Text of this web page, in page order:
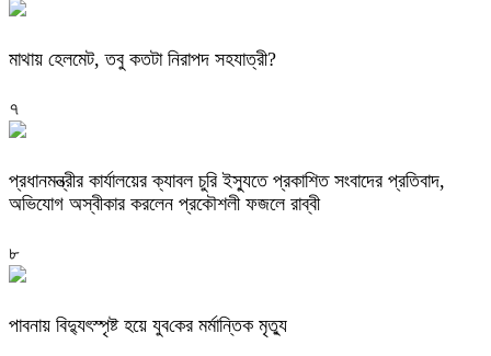
মাথায় হেলমেট, তবু কতটা নিরাপদ সহযাত্রী?
৭
প্রধানমন্ত্রীর কার্যালয়ের ক্যাবল চুরি ইস্যুতে প্রকাশিত সংবাদের প্রতিবাদ,
অভিযোগ অস্বীকার করলেন প্রকৌশলী ফজলে রাব্বী
৮
পাবনায় বিদ্যুৎস্পৃষ্ট হয়ে যুব‌কের মর্মান্তিক মৃত্যু